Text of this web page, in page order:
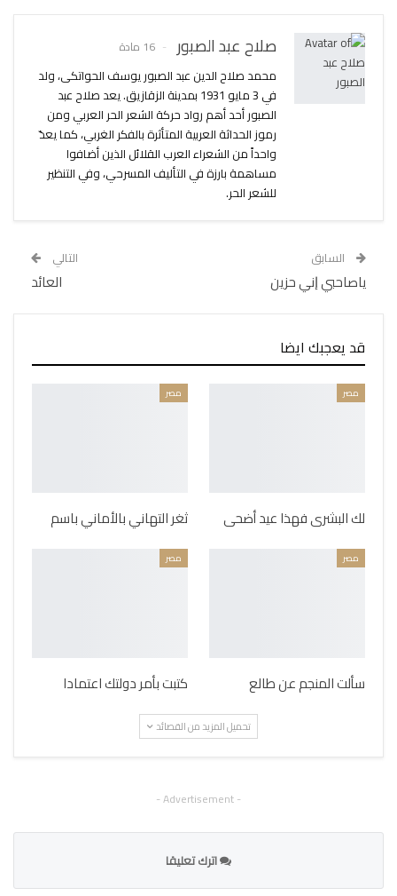
صلاح عبد الصبور 16 مادة
محمد صلاح الدين عبد الصبور يوسف الحواتكى، ولد
في 3 مايو 1931 بمدينة الزقازيق. يعد صلاح عبد
الصبور أحد أهم رواد حركة الشعر الحر العربي ومن
رموز الحداثة العربية المتأثرة بالفكر الغربي، كما يعدّ
واحداً من الشعراء العرب القلائل الذين أضافوا
مساهمة بارزة في التأليف المسرحي، وفي التنظير
للشعر الحر.
السابق
ﻳﺎﺻﺎﺣﺒﻲ ﺇﻧﻲ ﺣﺰﻳﻦ
التالي
العائد
قد يعجبك ايضا
مصر
لك البشرى فهذا عيد أضحى
مصر
ثغر التهاني بالأماني باسم
مصر
سألت المنجم عن طالع
مصر
كتبت بأمر دولتك اعتمادا
تحميل المزيد من القصائد
- Advertisement -
اترك تعليقا